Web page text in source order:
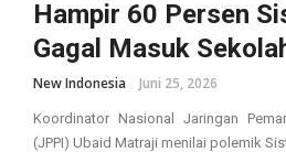
Hampir 60 Persen
Gagal Masuk
New Indonesia Juni 25, 2026
Koordinator Nasional Jaringan
(JPPI) Ubaid Matraji menilai polemik